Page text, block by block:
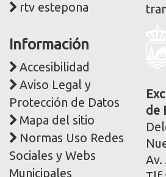
rtv estepona
Información
Accesibilidad
Aviso Legal y
Protección de Datos
Mapa del sitio
Normas Uso Redes
Sociales y Webs
Municipales
de
Av.